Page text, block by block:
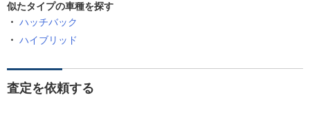
似たタイプの車種を探す
ハッチバック
ハイブリッド
査定を依頼する